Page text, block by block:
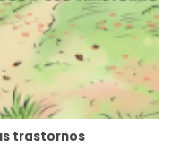
trastornos